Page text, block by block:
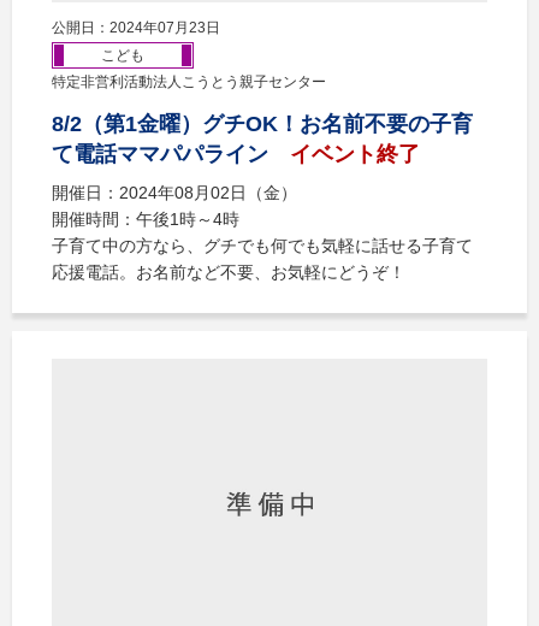
公開日：2024年07月23日
こども
特定非営利活動法人こうとう親子センター
8/2（第1金曜）グチOK！お名前不要の子育
て電話ママパパライン
イベント終了
開催日：2024年08月02日（金）
開催時間：午後1時～4時
子育て中の方なら、グチでも何でも気軽に話せる子育て
応援電話。お名前など不要、お気軽にどうぞ！